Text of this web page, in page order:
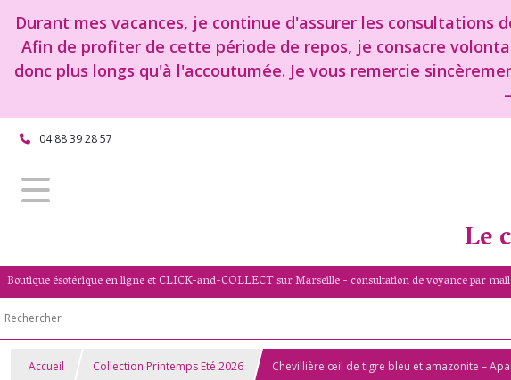
Durant mes vacances, je continue d'assurer les consultations
Afin de profiter de cette période de repos, je consacre
donc plus longs qu'à l'accoutumée. Je vous remercie
04 88 39 28 57
Le
Boutique ésotérique en ligne et CLICK-and-COLLECT sur Marseille - consultation de voyance par
Accueil Collection Printemps Eté 2026 Chevillière œil de tigre bleu et amazonite –